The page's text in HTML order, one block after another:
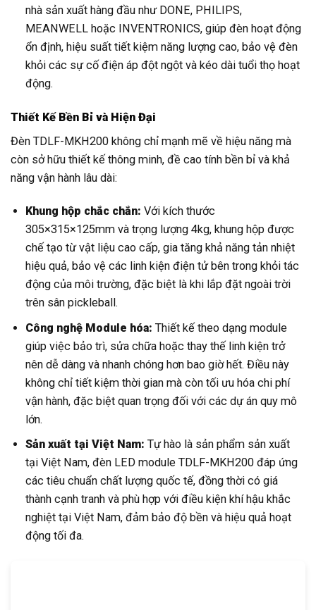
nhà sản xuất hàng đầu như DONE, PHILIPS,
MEANWELL hoặc INVENTRONICS, giúp đèn hoạt động
ổn định, hiệu suất tiết kiệm năng lượng cao, bảo vệ đèn
khỏi các sự cố điện áp đột ngột và kéo dài tuổi thọ hoạt
động.
Thiết Kế Bền Bỉ và Hiện Đại
Đèn TDLF-MKH200 không chỉ mạnh mẽ về hiệu năng mà
còn sở hữu thiết kế thông minh, đề cao tính bền bỉ và khả
năng vận hành lâu dài:
Khung hộp chắc chắn: Với kích thước
305×315×125mm và trọng lượng 4kg, khung hộp được
chế tạo từ vật liệu cao cấp, gia tăng khả năng tản nhiệt
hiệu quả, bảo vệ các linh kiện điện tử bên trong khỏi tác
động của môi trường, đặc biệt là khi lắp đặt ngoài trời
trên sân pickleball.
Công nghệ Module hóa: Thiết kế theo dạng module
giúp việc bảo trì, sửa chữa hoặc thay thế linh kiện trở
nên dễ dàng và nhanh chóng hơn bao giờ hết. Điều này
không chỉ tiết kiệm thời gian mà còn tối ưu hóa chi phí
vận hành, đặc biệt quan trọng đối với các dự án quy mô
lớn.
Sản xuất tại Việt Nam: Tự hào là sản phẩm sản xuất
tại Việt Nam, đèn LED module TDLF-MKH200 đáp ứng
các tiêu chuẩn chất lượng quốc tế, đồng thời có giá
thành cạnh tranh và phù hợp với điều kiện khí hậu khắc
nghiệt tại Việt Nam, đảm bảo độ bền và hiệu quả hoạt
động tối đa.